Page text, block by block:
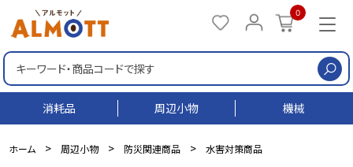
0
消耗品 周辺小物 機械
ホーム > 周辺小物 > 防災関連商品 > 水害対策商品